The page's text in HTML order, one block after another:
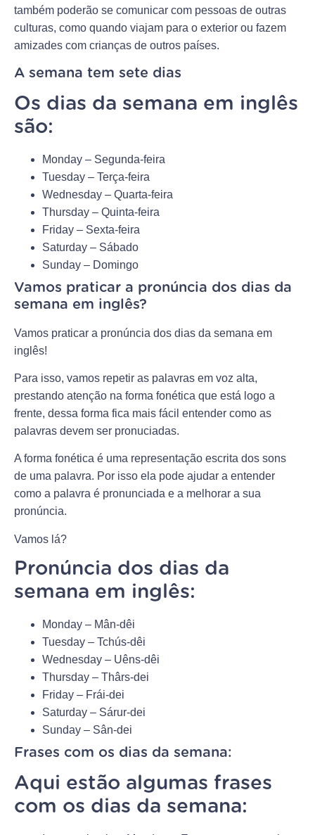
também poderão se comunicar com pessoas de outras
culturas, como quando viajam para o exterior ou fazem
amizades com crianças de outros países.
A semana tem sete dias
Os dias da semana em inglês
são:
Monday – Segunda-feira
Tuesday – Terça-feira
Wednesday – Quarta-feira
Thursday – Quinta-feira
Friday – Sexta-feira
Saturday – Sábado
Sunday – Domingo
Vamos praticar a pronúncia dos dias da
semana em inglês?
Vamos praticar a pronúncia dos dias da semana em
inglês!
Para isso, vamos repetir as palavras em voz alta,
prestando atenção na forma fonética que está logo a
frente, dessa forma fica mais fácil entender como as
palavras devem ser pronuciadas.
A forma fonética é uma representação escrita dos sons
de uma palavra. Por isso ela pode ajudar a entender
como a palavra é pronunciada e a melhorar a sua
pronúncia.
Vamos lá?
Pronúncia dos dias da
semana em inglês:
Monday – Mân-dêi
Tuesday – Tchús-dêi
Wednesday – Uêns-dêi
Thursday – Thârs-dei
Friday – Frái-dei
Saturday – Sárur-dei
Sunday – Sân-dei
Frases com os dias da semana:
Aqui estão algumas frases
com os dias da semana: